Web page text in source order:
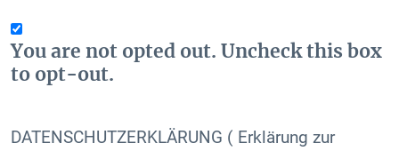
You are not opted out. Uncheck this box
to opt-out.
DATENSCHUTZERKLÄRUNG ( Erklärung zur